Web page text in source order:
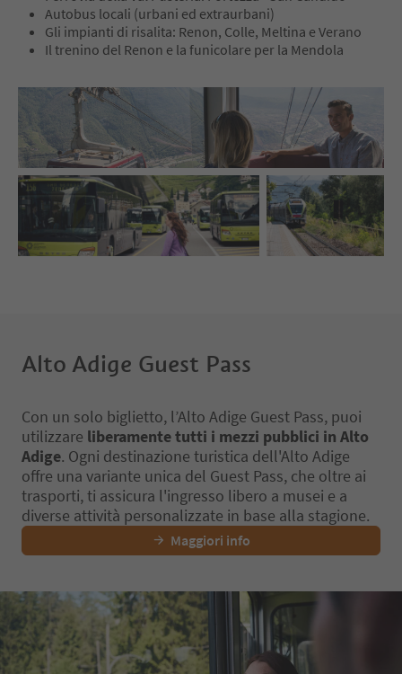
Autobus locali (urbani ed extraurbani)
Gli impianti di risalita: Renon, Colle, Meltina e Verano
Il trenino del Renon e la funicolare per la Mendola
Alto Adige Guest Pass
Con un solo biglietto, l’Alto Adige Guest Pass, puoi
utilizzare liberamente tutti i mezzi pubblici in Alto
Adige. Ogni destinazione turistica dell'Alto Adige
offre una variante unica del Guest Pass, che oltre ai
trasporti, ti assicura l'ingresso libero a musei e a
diverse attività personalizzate in base alla stagione.
Maggiori info